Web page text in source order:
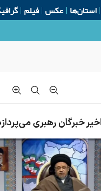
استان‌ها عکس فیلم
خبرگان رهبری